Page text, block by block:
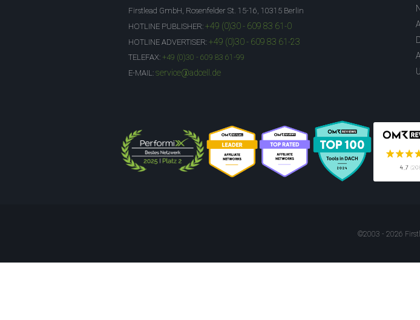
Firstlead GmbH, Rosenfelder St. 15-16, 10315 Berlin
HOTLINE PUBLISHER: +49 (0)30 - 609 83 61-0
HOTLINE ADVERTISER: +49 (0)30 - 609 83 61-23
TELEFAX: +49 (0)30 - 609 83 61-99
E-MAIL: service@adcell.de
©2003 - 2026